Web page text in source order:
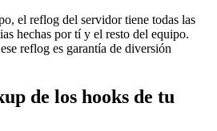
el reflog del servidor tiene todas las
hechas por tí y el resto del equipo.
reflog es garantía de diversión
de los hooks de tu